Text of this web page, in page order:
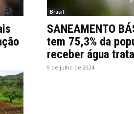
Brasil
SANEAMENTO
tem 75,3% da
receber água
9 de julho de 2024